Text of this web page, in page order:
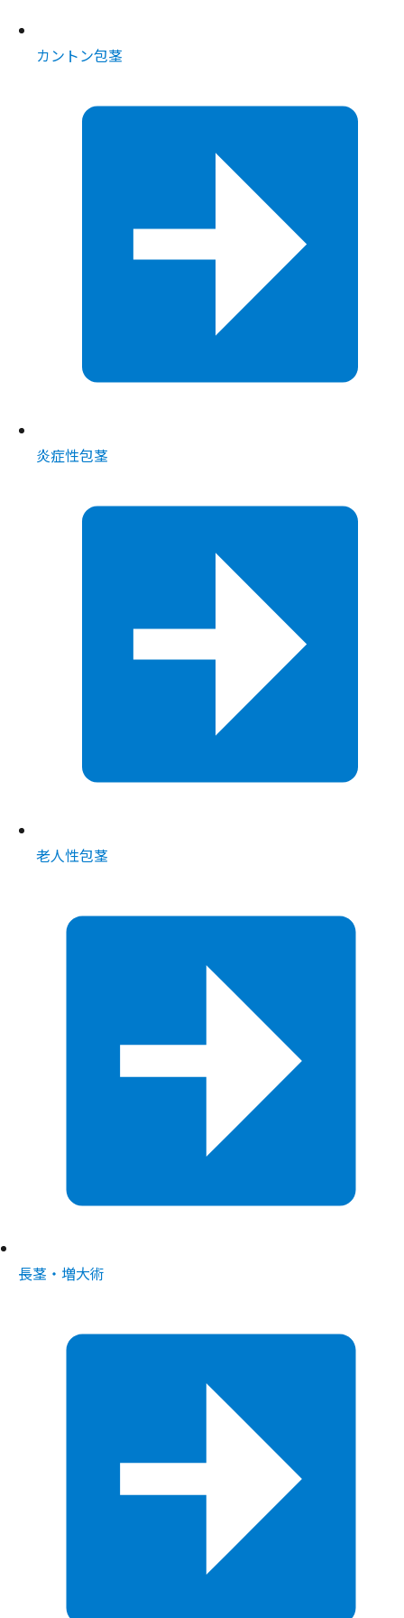
カントン包茎
炎症性包茎
老人性包茎
長茎・増大術